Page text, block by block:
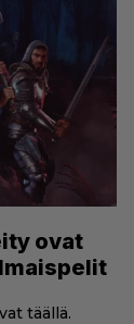
ovat
täällä.